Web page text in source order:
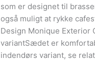
som er designet til
også muligt at rykke
Design Monique
variantSædet er
indendørs variant, se